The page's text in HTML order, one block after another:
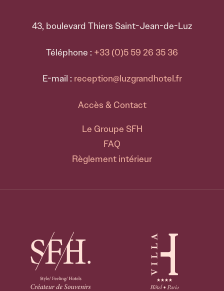
43, boulevard Thiers Saint-Jean-de-Luz
Téléphone : +33 (0)5 59 26 35 36
E-mail : reception@luzgrandhotel.fr
Accès & Contact
Le Groupe SFH
FAQ
Règlement intérieur